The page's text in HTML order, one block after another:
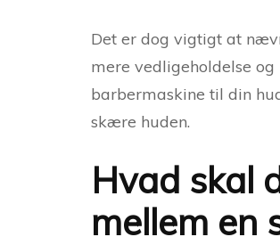
Det er dog vigtigt at
mere vedligeholdelse
barbermaskine til din
skære huden.
Hvad skal
mellem en